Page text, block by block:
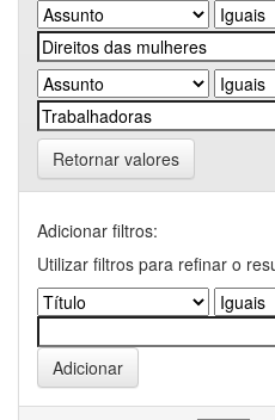
Retornar valores
Adicionar filtros:
Utilizar filtros para refinar o